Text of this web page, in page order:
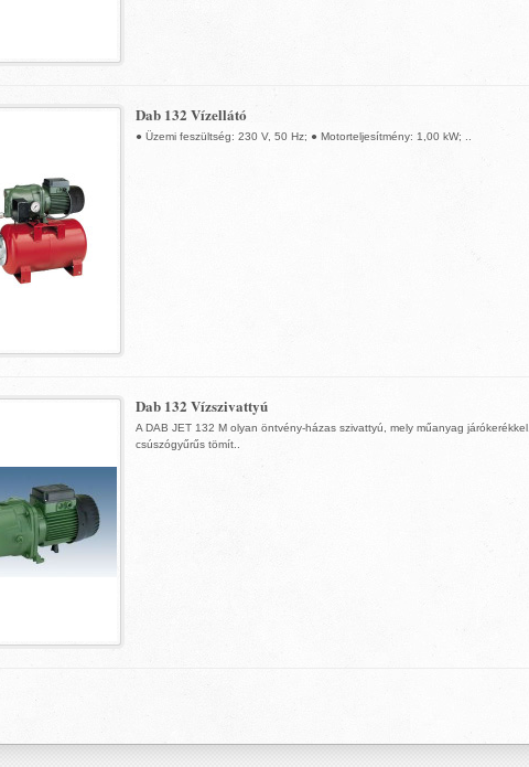
Dab 132 Vízellátó
● Üzemi feszültség: 230 V, 50 Hz; ● Motorteljesítmény: 1,00 kW; ..
Dab 132 Vízszivattyú
A DAB JET 132 M olyan öntvény-házas szivattyú, mely műanyag járókerékkel,
csúszógyűrűs tömít..